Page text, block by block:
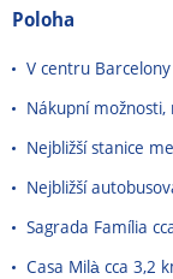
Poloha
V centru Barcelony
Nákupní
Nejbližší stanice
Nejbližší
Sagrada Família
Casa Milà cca 3,2